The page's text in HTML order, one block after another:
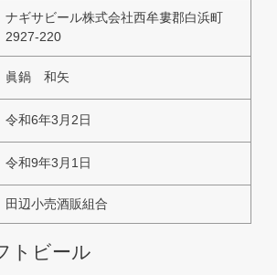
ナギサビール株式会社西牟婁郡白浜町
2927-220
眞鍋 和矢
令和6年3月2日
令和9年3月1日
田辺小売酒販組合
トビール